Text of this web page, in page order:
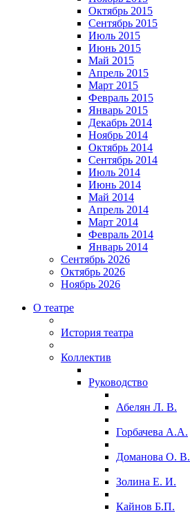
Октябрь 2015
Сентябрь 2015
Июль 2015
Июнь 2015
Май 2015
Апрель 2015
Март 2015
Февраль 2015
Январь 2015
Декабрь 2014
Ноябрь 2014
Октябрь 2014
Сентябрь 2014
Июль 2014
Июнь 2014
Май 2014
Апрель 2014
Март 2014
Февраль 2014
Январь 2014
Сентябрь 2026
Октябрь 2026
Ноябрь 2026
О театре
История театра
Коллектив
Руководство
Абелян Л. В.
Горбачева А.А.
Доманова О. В.
Золина Е. И.
Кайнов Б.П.